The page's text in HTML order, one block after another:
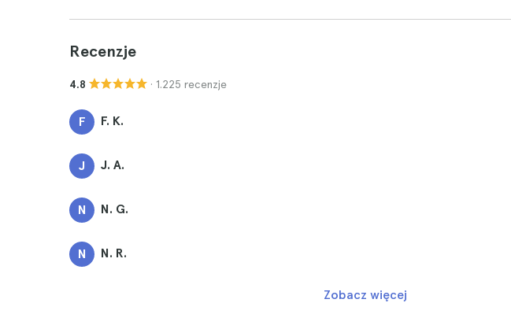
Recenzje
4.8 · 1.225 recenzje
F F. K.
J J. A.
N N. G.
N N. R.
Zobacz więcej